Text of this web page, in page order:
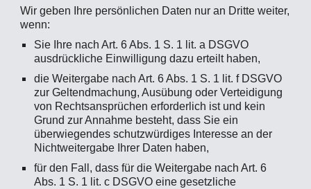
Wir geben Ihre persönlichen Daten nur an Dritte weiter,
wenn:
Sie Ihre nach Art. 6 Abs. 1 S. 1 lit. a DSGVO
ausdrückliche Einwilligung dazu erteilt haben,
die Weitergabe nach Art. 6 Abs. 1 S. 1 lit. f DSGVO
zur Geltendmachung, Ausübung oder Verteidigung
von Rechtsansprüchen erforderlich ist und kein
Grund zur Annahme besteht, dass Sie ein
überwiegendes schutzwürdiges Interesse an der
Nichtweitergabe Ihrer Daten haben,
für den Fall, dass für die Weitergabe nach Art. 6
Abs. 1 S. 1 lit. c DSGVO eine gesetzliche